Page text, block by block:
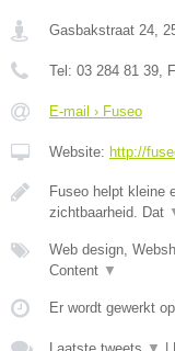
Gasbakstraat 24,
Tel: 03 284 81 39,
E-mail › Fuseo
Website: http://
Fuseo helpt kleine
zichtbaarheid. Dat
Web design,
Content ▼
Er wordt gewerkt